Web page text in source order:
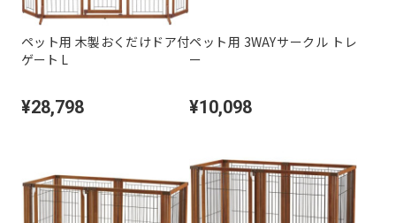
ペット用 木製おくだけドア付
ゲート L
¥28,798
ペット用 3WAYサークル トレ
ー
¥10,098